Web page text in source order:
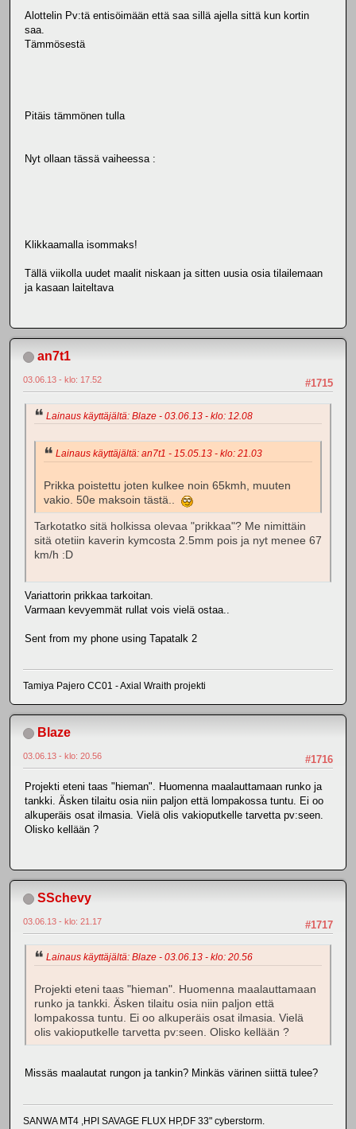
Alottelin Pv:tä entisöimään että saa sillä ajella sittä kun kortin
saa.
Tämmösestä
Pitäis tämmönen tulla
Nyt ollaan tässä vaiheessa :
Klikkaamalla isommaks!
Tällä viikolla uudet maalit niskaan ja sitten uusia osia tilailemaan
ja kasaan laiteltava
an7t1
#1715
03.06.13 - klo: 17.52
Lainaus käyttäjältä: Blaze - 03.06.13 - klo: 12.08
Lainaus käyttäjältä: an7t1 - 15.05.13 - klo: 21.03
Prikka poistettu joten kulkee noin 65kmh, muuten
vakio. 50e maksoin tästä..
Tarkotatko sitä holkissa olevaa "prikkaa"? Me nimittäin
sitä otetiin kaverin kymcosta 2.5mm pois ja nyt menee 67
km/h :D
Variattorin prikkaa tarkoitan.
Varmaan kevyemmät rullat vois vielä ostaa..
Sent from my phone using Tapatalk 2
Tamiya Pajero CC01 - Axial Wraith projekti
Blaze
#1716
03.06.13 - klo: 20.56
Projekti eteni taas "hieman". Huomenna maalauttamaan runko ja
tankki. Äsken tilaitu osia niin paljon että lompakossa tuntu. Ei oo
alkuperäis osat ilmasia. Vielä olis vakioputkelle tarvetta pv:seen.
Olisko kellään ?
SSchevy
#1717
03.06.13 - klo: 21.17
Lainaus käyttäjältä: Blaze - 03.06.13 - klo: 20.56
Projekti eteni taas "hieman". Huomenna maalauttamaan
runko ja tankki. Äsken tilaitu osia niin paljon että
lompakossa tuntu. Ei oo alkuperäis osat ilmasia. Vielä
olis vakioputkelle tarvetta pv:seen. Olisko kellään ?
Missäs maalautat rungon ja tankin? Minkäs värinen siittä tulee?
SANWA MT4 ,HPI SAVAGE FLUX HP,DF 33" cyberstorm.